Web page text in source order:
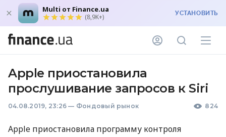
Multi от Finance.ua
(8,9K+) УСТАНОВИТЬ
Apple приостановила
прослушивание запросов к Siri
04.08.2019, 23:26 — Фондовый рынок 824
Apple приостановила программу контроля